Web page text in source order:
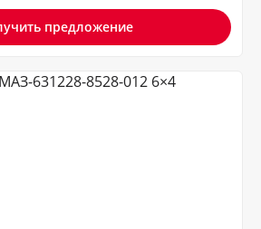
предложение